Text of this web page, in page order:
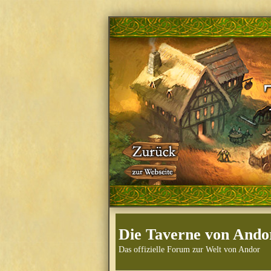
Die Taverne von
Das offizielle Forum zur Welt von Andor